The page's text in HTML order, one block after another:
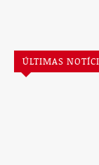
ÚLTIMAS